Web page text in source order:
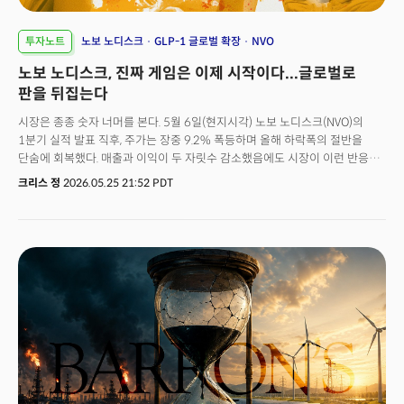
투자노트 노보 노디스크 GLP-1 글로벌 확장 NVO
노보 노디스크, 진짜 게임은 이제 시작이다...글로벌로
판을 뒤집는다
시장은 종종 숫자 너머를 본다. 5월 6일(현지시각) 노보 노디스크(NVO)의
1분기 실적 발표 직후, 주가는 장중 9.2% 폭등하며 올해 하락폭의 절반을
단숨에 회복했다. 매출과 이익이 두 자릿수 감소했음에도 시장이 이런 반응을
보인 이유는 하나다. 투자자들이 그 너머에서 노보 노디스크가 다시 쥐기
크리스 정 2026.05.25 21:52 PDT